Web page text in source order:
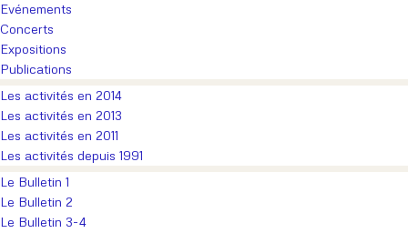
Evénements
Concerts
Expositions
Publications
Les activités en 2014
Les activités en 2013
Les activités en 2011
Les activités depuis 1991
Le Bulletin 1
Le Bulletin 2
Le Bulletin 3-4